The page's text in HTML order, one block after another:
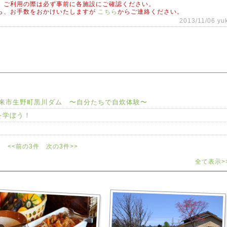
利用の際は必ず事前に各施設にご確認ください。
、お手数をおかけいたしますが こちら からご連絡ください。
2013/11/06
市生野町黒川ダム 〜自分たちで自炊体験〜
ぼう！
<<前の3件 次の3件>>
全て表示